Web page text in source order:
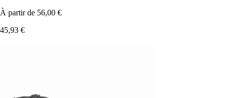
À partir de 56,00 €
45,93 €